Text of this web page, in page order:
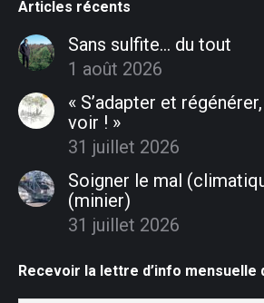
Articles récents
Sans sulfite… du tout
1 août 2026
« S’adapter et
voir ! »
31 juillet 2026
Soigner le mal
(minier)
31 juillet 2026
Recevoir la lettre d’info mensuelle